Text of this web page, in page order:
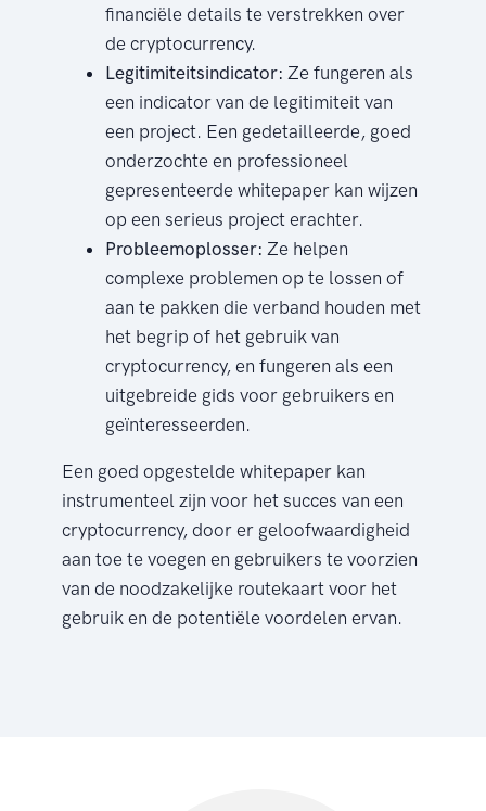
financiële details te verstrekken over
de cryptocurrency.
Legitimiteitsindicator: Ze fungeren als
een indicator van de legitimiteit van
een project. Een gedetailleerde, goed
onderzochte en professioneel
gepresenteerde whitepaper kan wijzen
op een serieus project erachter.
Probleemoplosser: Ze helpen
complexe problemen op te lossen of
aan te pakken die verband houden met
het begrip of het gebruik van
cryptocurrency, en fungeren als een
uitgebreide gids voor gebruikers en
geïnteresseerden.
Een goed opgestelde whitepaper kan
instrumenteel zijn voor het succes van een
cryptocurrency, door er geloofwaardigheid
aan toe te voegen en gebruikers te voorzien
van de noodzakelijke routekaart voor het
gebruik en de potentiële voordelen ervan.